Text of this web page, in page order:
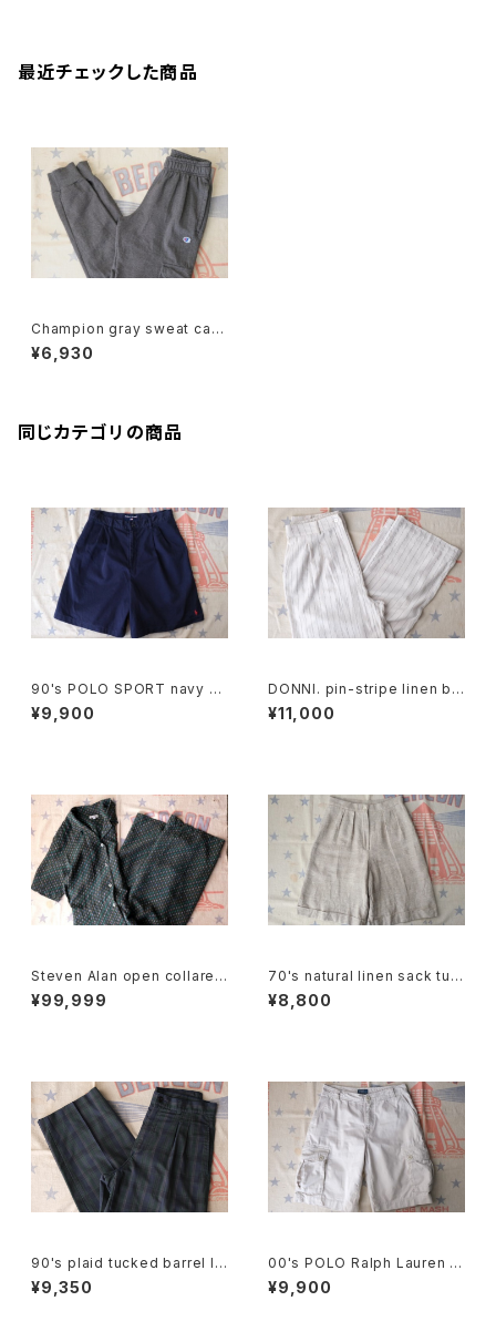
最近チェックした商品
Champion gray sweat carg
o Pants
¥6,930
同じカテゴリの商品
90's POLO SPORT navy C
ulottes w/ pony embroider
y
¥9,900
DONNI. pin-stripe linen bl
end easy Pants
¥11,000
Steven Alan open collared
Jumpsuit "green"
¥99,999
70's natural linen sack tuc
ked Culottes
¥8,800
90's plaid tucked barrel le
g Pants
¥9,350
00's POLO Ralph Lauren b
eige cargo chino Shorts
¥9,900